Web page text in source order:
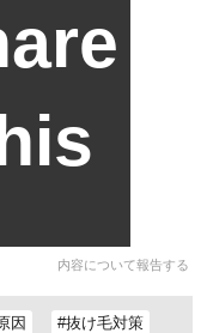
内容について報告する
因 #抜け毛対策